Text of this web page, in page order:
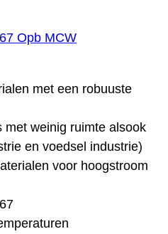
Opb MCW
met een robuuste
met weinig ruimte alsook
en voedsel industrie)
voor hoogstroom